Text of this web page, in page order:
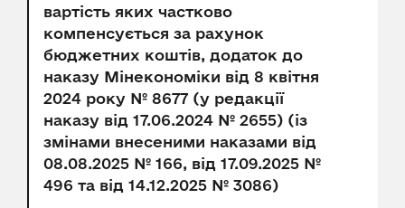
вартість яких частково
компенсується за рахунок
бюджетних коштів, додаток до
наказу Мінекономіки від 8 квітня
2024 року № 8677 (у редакції
наказу від 17.06.2024 № 2655) (із
змінами внесеними наказами від
08.08.2025 № 166, від 17.09.2025 №
496 та від 14.12.2025 № 3086)